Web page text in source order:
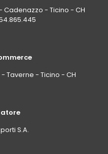
- Ticino - CH
- Taverne - Ticino - CH
S.A.